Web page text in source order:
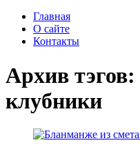
Главная
О сайте
Контакты
Архив тэгов:
клубники